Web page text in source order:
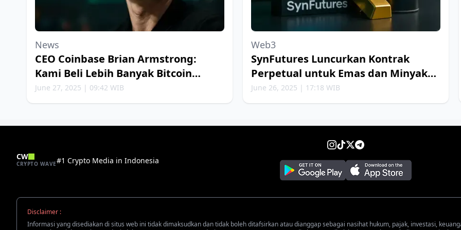
News
CEO Coinbase Brian Armstrong:
Kami Beli Lebih Banyak Bitcoin
Setiap Minggu
June 27, 2025 | 09:42 WIB
Web3
SynFutures Luncurkan Kontrak
Perpetual untuk Emas dan Minyak
Bumi
June 26, 2025 | 17:18 WIB
CW
CRYPTO WAVE#1 Crypto Media in Indonesia
Disclaimer :
Informasi yang disediakan di situs web ini tidak dimaksudkan dan tidak boleh ditafsirkan atau dianggap sebagai nasihat hukum, pajak, investasi,